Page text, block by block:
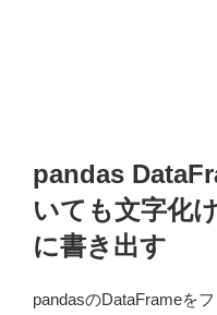
pandas
いても文字化
に書き出す
pandasのDataFrameを